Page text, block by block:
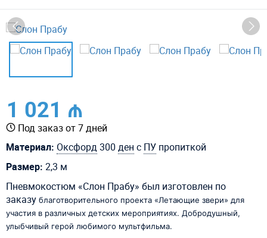
1 021 ₼
Под заказ от 7 дней
Материал: Оксфорд300 ден с ПУ пропиткой
Размер: 2,3 м
Пневмокостюм «Слон Прабу» был изготовлен по
заказу благотворительного проекта «Летающие звери» для
участия в различных детских мероприятиях. Добродушный,
улыбчивый герой любимого мультфильма.